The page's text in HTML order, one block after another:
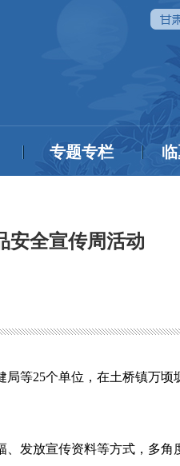
专题专栏
安全宣传周活动
等25个单位，在土桥镇万顷
发放宣传资料等方式，多